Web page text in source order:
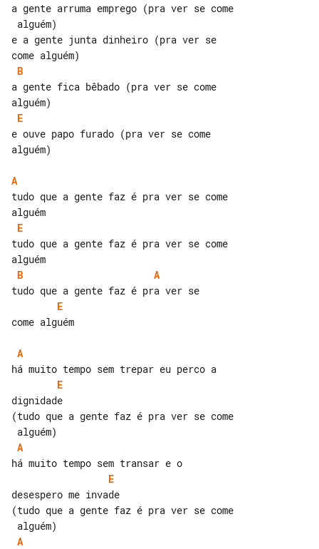
a gente arruma emprego (pra ver se come
e a gente junta dinheiro (pra ver se
B
a gente fica bêbado (pra ver se come
E
e ouve papo furado (pra ver se come
alguém)
A
tudo que a gente faz é pra ver se come
E
tudo que a gente faz é pra ver se come
B
A
E
come alguém
A
E
dignidade
(tudo que a gente faz é pra ver se come
A
E
desespero me invade
(tudo que a gente faz é pra ver se come
A